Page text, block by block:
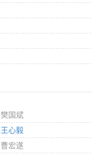
樊国斌
王心毅
曹宏遂